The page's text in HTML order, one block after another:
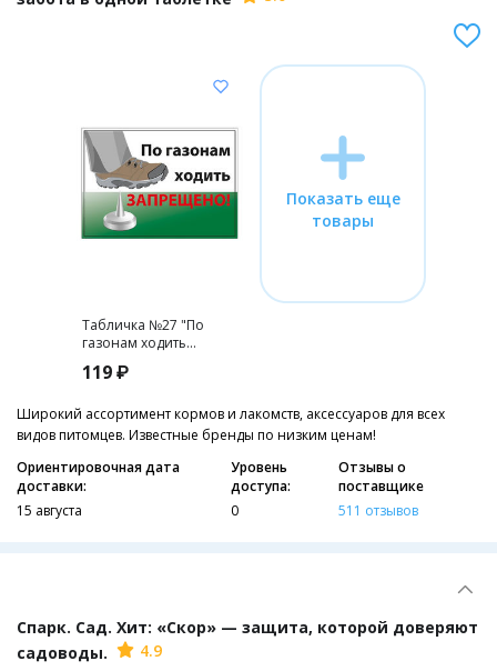
Табличка №27 "По
газонам ходить
Зоосиндикат
119 ₽
Показать еще
товары
Широкий ассортимент кормов и лакомств, аксессуаров для всех
видов питомцев. Известные бренды по низким ценам!
Ориентировочная дата
доставки:
15 августа
Уровень
доступа:
0
Отзывы о
поставщике
511 отзывов
Спарк. Сад. Хит: «Скор» — защита, которой доверяют
садоводы.
4.9